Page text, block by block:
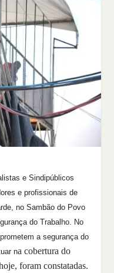
e Sindipúblicos
e profissionais de
no Sambão do Povo
do Trabalho. No
a segurança do
na cobertura do
foram constatadas.